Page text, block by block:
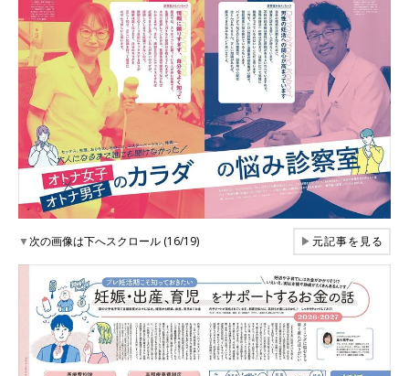
▼次の画像は下へスクロール (16/19) ▶元記事を見る